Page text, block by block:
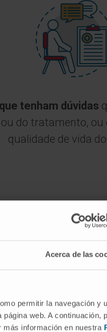
Acerca de las
permitir la navegación y
web. A continuación,
información en nuestra
tenham dúvidas
do tratamento, ou
qualidade de vida
EQUIPA
COM